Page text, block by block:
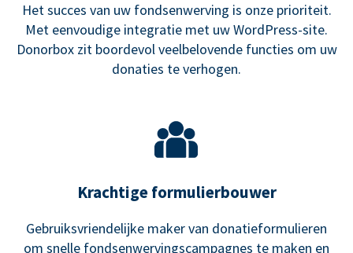
Het succes van uw fondsenwerving is onze prioriteit.
Met eenvoudige integratie met uw WordPress-site.
Donorbox zit boordevol veelbelovende functies om uw
donaties te verhogen.
Krachtige formulierbouwer
Gebruiksvriendelijke maker van donatieformulieren
om snelle fondsenwervingscampagnes te maken en